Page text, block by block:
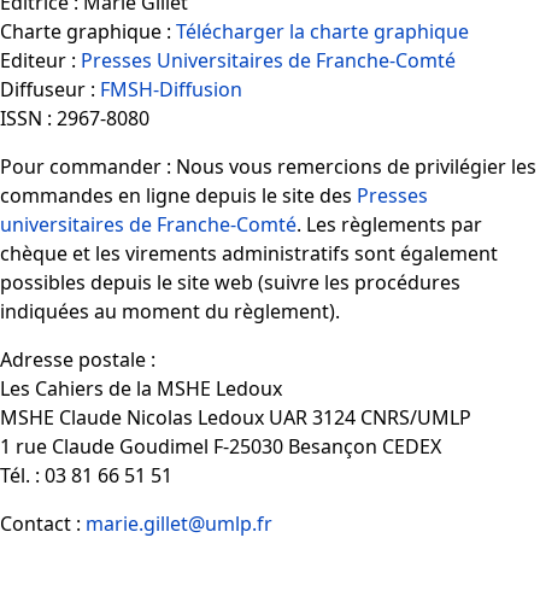
Charte graphique : Télécharger la charte graphique
Editeur : Presses Universitaires de Franche-Comté
Diffuseur : FMSH-Diffusion
ISSN : 2967-8080
Pour commander : Nous vous remercions de privilégier les
commandes en ligne depuis le site des Presses
universitaires de Franche-Comté. Les règlements par
chèque et les virements administratifs sont également
possibles depuis le site web (suivre les procédures
indiquées au moment du règlement).
Adresse postale :
Les Cahiers de la MSHE Ledoux
MSHE Claude Nicolas Ledoux UAR 3124 CNRS/UMLP
1 rue Claude Goudimel F-25030 Besançon CEDEX
Tél. : 03 81 66 51 51
Contact : marie.gillet@umlp.fr